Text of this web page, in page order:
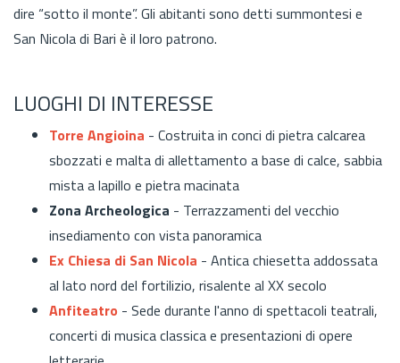
dire “sotto il monte”. Gli abitanti sono detti summontesi e
San Nicola di Bari è il loro patrono.
LUOGHI DI INTERESSE
Torre Angioina - Costruita in conci di pietra calcarea
sbozzati e malta di allettamento a base di calce, sabbia
mista a lapillo e pietra macinata
Zona Archeologica - Terrazzamenti del vecchio
insediamento con vista panoramica
Ex Chiesa di San Nicola - Antica chiesetta addossata
al lato nord del fortilizio, risalente al XX secolo
Anfiteatro - Sede durante l'anno di spettacoli teatrali,
concerti di musica classica e presentazioni di opere